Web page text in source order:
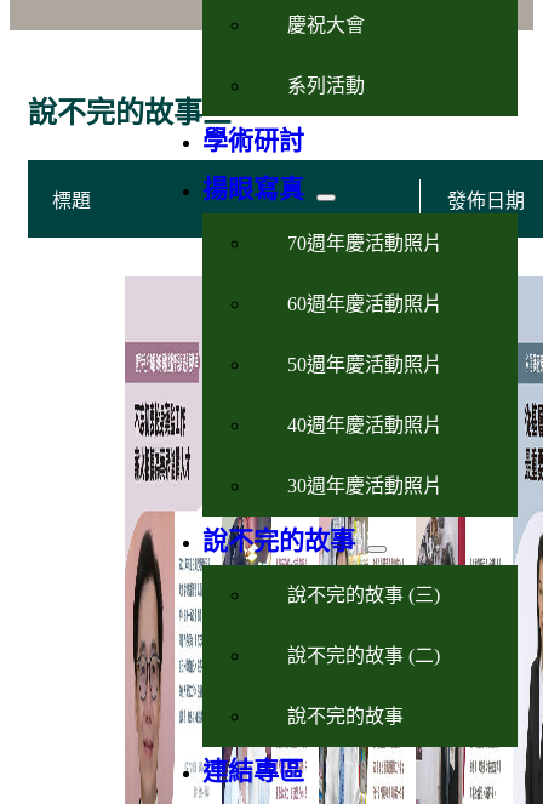
慶祝大會
系列活動
學術研討
揚眼寫真
70週年慶活動照片
60週年慶活動照片
50週年慶活動照片
40週年慶活動照片
30週年慶活動照片
說不完的故事
說不完的故事 (三)
說不完的故事 (二)
說不完的故事
連結專區
說不完的故事三
標題 發佈日期